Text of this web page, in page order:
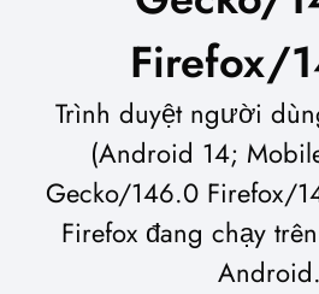
Firefox/
Trình duyệt người
(Android 14;
Gecko/146.0 Firefox/
Firefox đang chạy
Android.